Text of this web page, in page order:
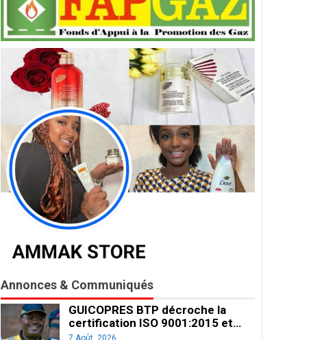
Annonces & Communiqués
GUICOPRES BTP décroche la
certification ISO 9001:2015 et…